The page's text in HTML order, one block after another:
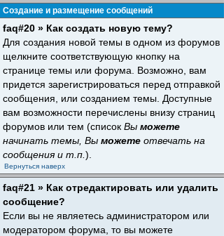
Создание и размещение сообщений
faq#20 » Как создать новую тему?
Для создания новой темы в одном из форумов
щелкните соответствующую кнопку на
странице темы или форума. Возможно, вам
придется зарегистрироваться перед отправкой
сообщения, или созданием темы. Доступные
вам возможности перечислены внизу страниц
форумов или тем (список Вы можете
начинать темы, Вы можете отвечать на
сообщения и т.п. ).
Вернуться наверх
faq#21 » Как отредактировать или удалить
сообщение?
Если вы не являетесь администратором или
модератором форума, то вы можете